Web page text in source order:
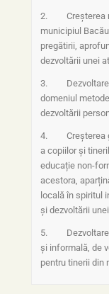
2. Creșterea
municipiul
pregătirii,
dezvoltării unei
3. Dezvoltarea
domeniul
dezvoltării
4. Creșterea
a copiilor și
educație non-
acestora,
locală în spiritul
și dezvoltării
5. Dezvoltarea
și informală, de
pentru tinerii din